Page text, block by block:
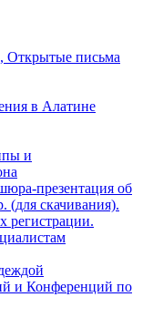
Открытые письма
в Алатине
и
презентация об
скачивания).
регистрации.
и Конференций по